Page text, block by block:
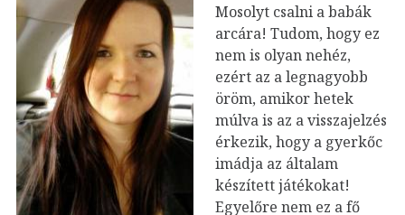
Mosolyt csalni a babák
arcára! Tudom, hogy ez
nem is olyan nehéz,
ezért az a legnagyobb
öröm, amikor hetek
múlva is az a visszajelzés
érkezik, hogy a gyerkőc
imádja az általam
készített játékokat!
Egyelőre nem ez a fő